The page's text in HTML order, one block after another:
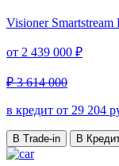
Visioner
от 2 439 000 ₽
₽ 3 614 000
в кредит от 29 204
В Trade-in В